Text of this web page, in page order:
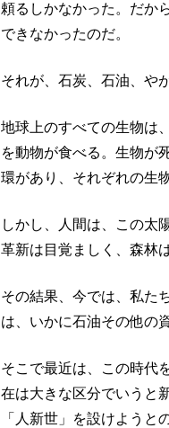
頼るしかなかった。だか
できなかったのだ。
それが、石炭、石油、や
地球上のすべての生物は
を動物が食べる。生物が
環があり、それぞれの生
しかし、人間は、この太
革新は目覚ましく、森林
その結果、今では、私た
は、いかに石油その他の
そこで最近は、この時代
在は大きな区分でいうと
「人新世」を設けようと